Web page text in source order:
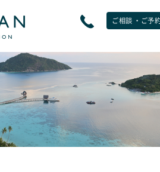
EXPERIENCE
非日常をたのしむ
JOURNAL
ご相談 ・ご予